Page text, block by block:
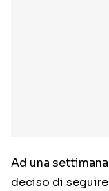
Ad una
deciso di seguire